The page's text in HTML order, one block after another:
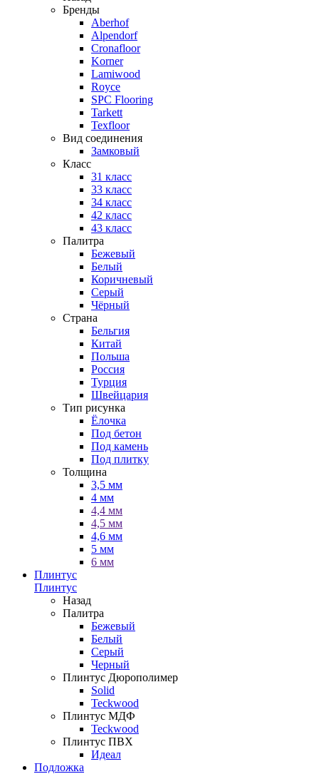
Бренды
Aberhof
Alpendorf
Cronafloor
Korner
Lamiwood
Royce
SPC Flooring
Tarkett
Texfloor
Вид соединения
Замковый
Класс
31 класс
33 класс
34 класс
42 класс
43 класс
Палитра
Бежевый
Белый
Коричневый
Серый
Чёрный
Страна
Бельгия
Китай
Польша
Россия
Турция
Швейцария
Тип рисунка
Ёлочка
Под бетон
Под камень
Под плитку
Толщина
3,5 мм
4 мм
4,4 мм
4,5 мм
4,6 мм
5 мм
6 мм
Плинтус
Плинтус
Назад
Палитра
Бежевый
Белый
Серый
Черный
Плинтус Дюрополимер
Solid
Teckwood
Плинтус МДФ
Teckwood
Плинтус ПВХ
Идеал
Подложка